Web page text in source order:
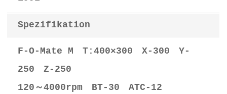
Spezifikation
F-O-Mate M T:400×300 X-300 Y-
250 Z-250
120～4000rpm BT-30 ATC-12